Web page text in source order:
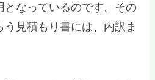
となっているのです。その
見積もり書には、内訳ま